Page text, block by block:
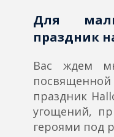
Для
праздник
Вас ждем
праздник
угощений,
героями под